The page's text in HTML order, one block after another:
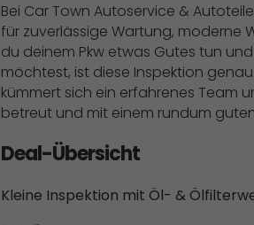
Bei Car Town Autoservice &
für zuverlässige Wartung, moderne
du deinem Pkw etwas Gutes tun
möchtest, ist diese Inspektion
kümmert sich ein erfahrenes Team
betreut und mit einem rundum
Deal-Übersicht
Kleine Inspektion mit Öl- &